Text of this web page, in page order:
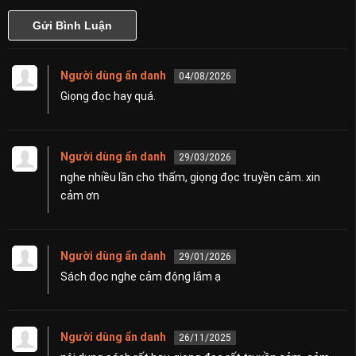
Người dùng ẩn danh 04/08/2026
Giọng đọc hay quá.
Người dùng ẩn danh 29/03/2026
nghe nhiều lần cho thấm, giọng đọc truyền cảm. xin
cảm ơn
Người dùng ẩn danh 29/01/2026
Sách đọc nghe cảm động lắm ạ
Người dùng ẩn danh 26/11/2025